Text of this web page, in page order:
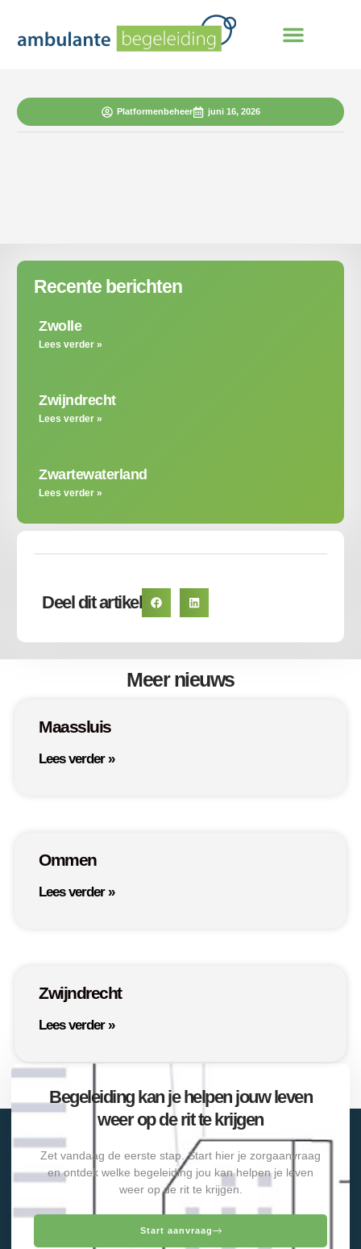
Platformenbeheer juni 16, 2026
Deel dit artikel
Recente berichten
Zwolle
Lees verder »
Zwijndrecht
Lees verder »
Zwartewaterland
Lees verder »
Meer nieuws
Maassluis
Lees verder »
Ommen
Lees verder »
Zwijndrecht
Lees verder »
Begeleiding kan je helpen jouw leven
weer op de rit te krijgen
Zet vandaag de eerste stap. Start hier je zorgaanvraag
en ontdek welke begeleiding jou kan helpen je leven
weer op de rit te krijgen.
Start aanvraag